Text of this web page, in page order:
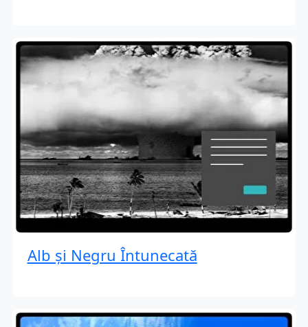
Alb și Negru Întunecată